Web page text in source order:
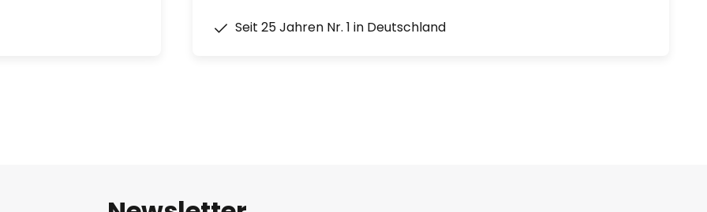
Seit 25 Jahren Nr. 1 in Deutschland